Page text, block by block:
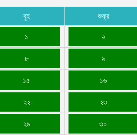
বৃহ শুক্র
১ ২
৮ ৯
১৫ ১৬
২২ ২৩
২৯ ৩০